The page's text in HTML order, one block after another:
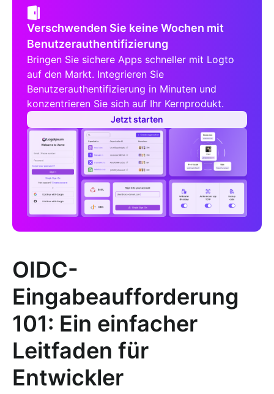
Verschwenden Sie keine Wochen mit
Benutzerauthentifizierung
Bringen Sie sichere Apps schneller mit Logto
auf den Markt. Integrieren Sie
Benutzerauthentifizierung in Minuten und
konzentrieren Sie sich auf Ihr Kernprodukt.
Jetzt starten
OIDC-
Eingabeaufforderung
101: Ein einfacher
Leitfaden für
Entwickler